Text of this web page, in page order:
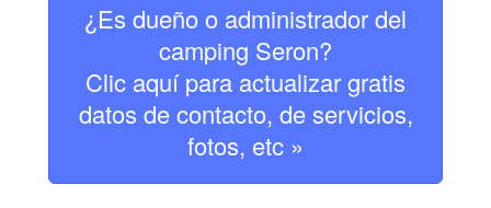
¿Es dueño o administrador del
camping Seron?
Clic aquí para actualizar gratis
datos de contacto, de servicios,
fotos, etc »